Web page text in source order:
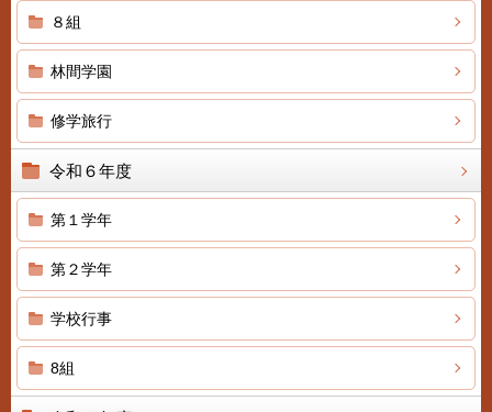
８組
林間学園
修学旅行
令和６年度
第１学年
第２学年
学校行事
8組